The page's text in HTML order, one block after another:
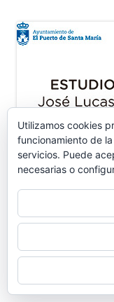
Nos vamos de
Utilizamos cookies
funcionamiento de
servicios. Puede
necesarias o